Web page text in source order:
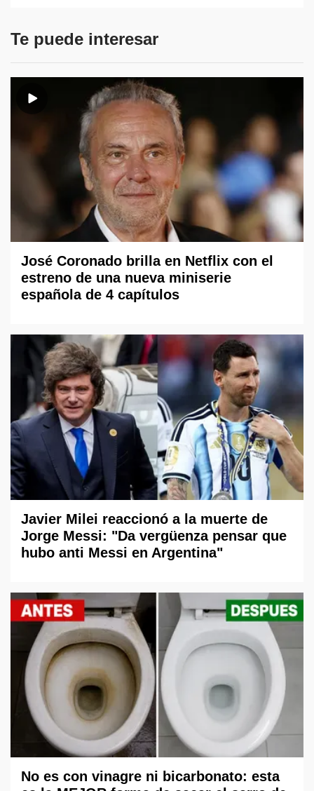
Te puede interesar
José Coronado brilla en Netflix con el
estreno de una nueva miniserie
española de 4 capítulos
Javier Milei reaccionó a la muerte de
Jorge Messi: "Da vergüenza pensar que
hubo anti Messi en Argentina"
No es con vinagre ni bicarbonato: esta